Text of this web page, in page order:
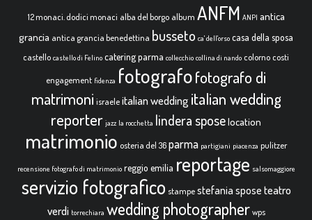
12 monaci. dodici monaci alba del borgo album ANFM ANPI antica
grancia antica grancia benedettina busseto ca' dell'orso casa della sposa
castello castello di Felino catering parma collecchio collina di nando colorno costi
engagement fidenza fotografofotografo di
matrimoni israele italian wedding italian wedding
reporter jazz la rocchetta lindera sposelocation
matrimonio osteria del 36parma partigiani piacenza pulitzer
recensione fotografo di matrimonio reggio emilia reportage salsomaggiore
servizio fotografico stampe stefania spose teatro
verdi torrechiara wedding photographer wps